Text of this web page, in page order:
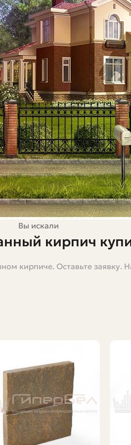
Вы искали
кирпич
край
гиперпрессованный кирпич
В этой статье я
основанные на реальных
кирпич
пигментов и добавок,
вместо этого смесь
прочность на сжатие и
для эстетики фасада.
кирпиче. Оставьте